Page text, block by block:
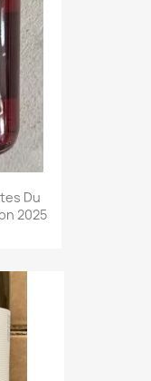
Du
2025